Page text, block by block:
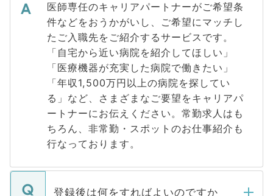
医師専任のキャリアパートナーがご希望条
件などをおうかがいし、ご希望にマッチし
たご入職先をご紹介するサービスです。
「自宅から近い病院を紹介してほしい」
「医療機器が充実した病院で働きたい」
「年収1,500万円以上の病院を探してい
る」など、さまざまなご要望をキャリアパ
ートナーにお伝えください。常勤求人はも
ちろん、非常勤・スポットのお仕事紹介も
行なっております。
登録後は何をすればよいのですか